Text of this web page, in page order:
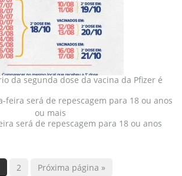
da segunda dose da vacina da Pfizer é
será de repescagem para 18 ou anos
2 Próxima página »